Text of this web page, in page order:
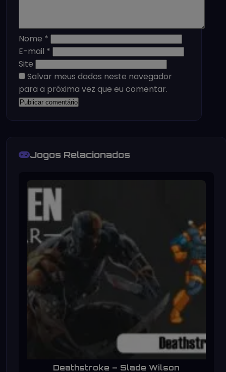
Nome *
E-mail *
Site
Salvar meus dados neste navegador
para a próxima vez que eu comentar.
Jogos Relacionados
Deathstroke – Slade Wilson